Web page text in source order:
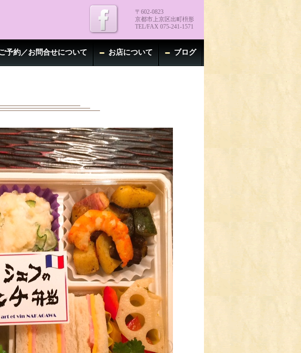
〒602-0823
京都市上京区出町枡形
TEL/FAX 075-241-1571
予約／お問合せについて お店について ブログ